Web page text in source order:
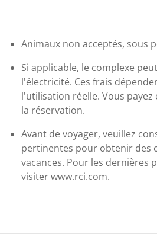
Animaux non acceptés, sous
Si applicable, le complexe
l'électricité. Ces frais
l'utilisation réelle. Vous
la réservation.
Avant de voyager, veuillez
pertinentes pour obtenir des
vacances. Pour les dernières
visiter www.rci.com.